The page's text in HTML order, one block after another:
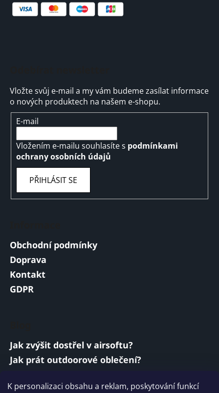
K personalizaci obsahu a reklam, poskytování funkcí
Vložte svůj e-mail a my vám budeme zasílat informace
o nových produktech na našem e-shopu.
E-mail
Vložením e-mailu souhlasíte s podmínkami
ochrany osobních údajů
PŘIHLÁSIT SE
Obchodní podmínky
Doprava
Kontakt
GDPR
Jak zvýšit dostřel v airsoftu?
Jak prát outdoorové oblečení?
Vojenská a armádní sluchátka: co musí